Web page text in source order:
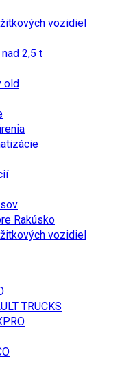
vozidiel
2,5 t
old
Rakúsko
vozidiel
TRUCKS